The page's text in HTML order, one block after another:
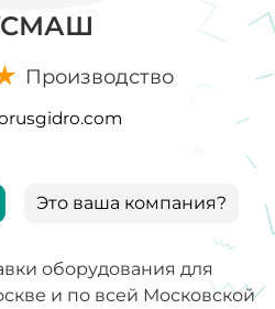
Производство
Это ваша компания?
оборудования для
и по всей Московской